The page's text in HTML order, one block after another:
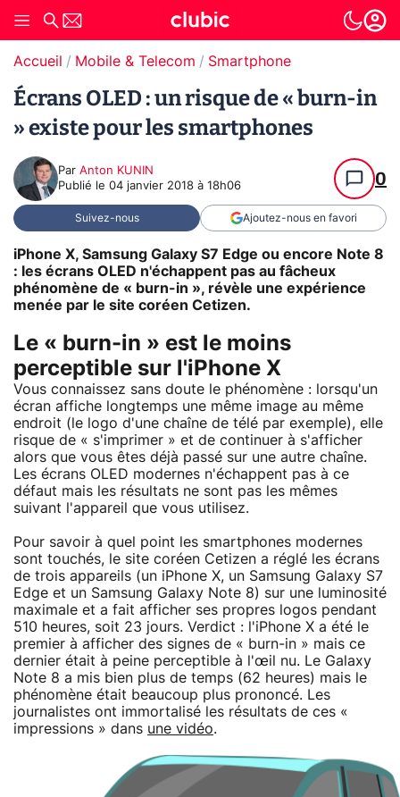
Accueil Mobile & Telecom Smartphone
Écrans OLED : un risque de « burn-in
» existe pour les smartphones
Par Anton KUNIN
Publié le 04 janvier 2018 à 18h06 0
Suivez-nous Ajoutez-nous en favori
iPhone X, Samsung Galaxy S7 Edge ou encore Note 8
: les écrans OLED n'échappent pas au fâcheux
phénomène de « burn-in », révèle une expérience
menée par le site coréen Cetizen.
Le « burn-in » est le moins
perceptible sur l'iPhone X
Vous connaissez sans doute le phénomène : lorsqu'un
écran affiche longtemps une même image au même
endroit (le logo d'une chaîne de télé par exemple), elle
risque de « s'imprimer » et de continuer à s'afficher
alors que vous êtes déjà passé sur une autre chaîne.
Les écrans OLED modernes n'échappent pas à ce
défaut mais les résultats ne sont pas les mêmes
suivant l'appareil que vous utilisez.
Pour savoir à quel point les smartphones modernes
sont touchés, le site coréen Cetizen a réglé les écrans
de trois appareils (un iPhone X, un Samsung Galaxy S7
Edge et un Samsung Galaxy Note 8) sur une luminosité
maximale et a fait afficher ses propres logos pendant
510 heures, soit 23 jours. Verdict : l'iPhone X a été le
premier à afficher des signes de « burn-in » mais ce
dernier était à peine perceptible à l'œil nu. Le Galaxy
Note 8 a mis bien plus de temps (62 heures) mais le
phénomène était beaucoup plus prononcé. Les
journalistes ont immortalisé les résultats de ces «
impressions » dans une vidéo.